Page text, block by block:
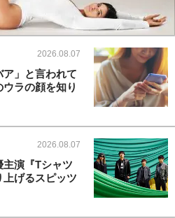
2026.08.07
ア」と言われて
ラの顔を知り
2026.08.07
演『Tシャツ
げるスピッツ